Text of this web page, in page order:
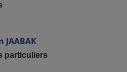
JAABAK
particuliers